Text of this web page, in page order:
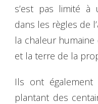
s’est pas limité à
dans les règles de
la chaleur
et la terre de la
Ils ont
plantant des